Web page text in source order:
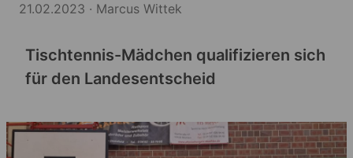
21.02.2023 · Marcus Wittek
Tischtennis-Mädchen qualifizieren sich
für den Landesentscheid